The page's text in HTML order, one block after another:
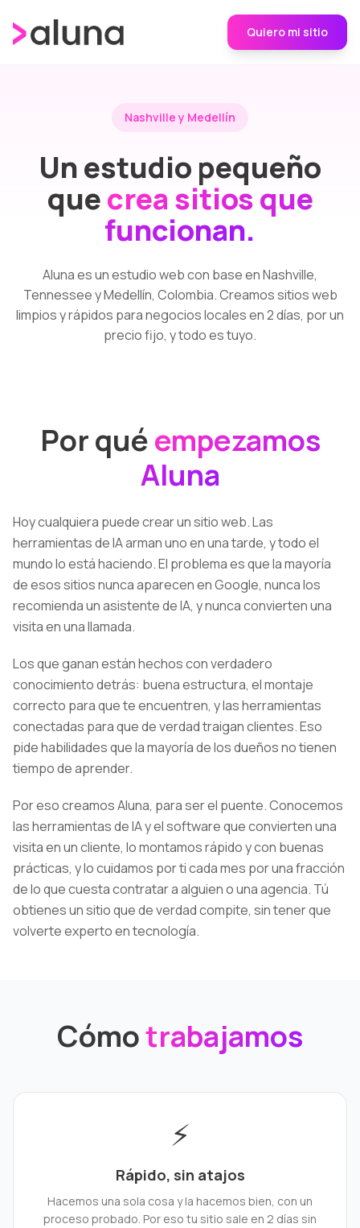
Quiero mi sitio
Nashville y Medellín
Un estudio pequeño
quecrea sitios que
funcionan.
Aluna es un estudio web con base en Nashville,
Tennessee y Medellín, Colombia. Creamos sitios web
limpios y rápidos para negocios locales en 2 días, por un
precio fijo, y todo es tuyo.
Por quéempezamos
Aluna
Hoy cualquiera puede crear un sitio web. Las
herramientas de IA arman uno en una tarde, y todo el
mundo lo está haciendo. El problema es que la mayoría
de esos sitios nunca aparecen en Google, nunca los
recomienda un asistente de IA, y nunca convierten una
visita en una llamada.
Los que ganan están hechos con verdadero
conocimiento detrás: buena estructura, el montaje
correcto para que te encuentren, y las herramientas
conectadas para que de verdad traigan clientes. Eso
pide habilidades que la mayoría de los dueños no tienen
tiempo de aprender.
Por eso creamos Aluna, para ser el puente. Conocemos
las herramientas de IA y el software que convierten una
visita en un cliente, lo montamos rápido y con buenas
prácticas, y lo cuidamos por ti cada mes por una fracción
de lo que cuesta contratar a alguien o una agencia. Tú
obtienes un sitio que de verdad compite, sin tener que
volverte experto en tecnología.
Cómotrabajamos
⚡
Rápido, sin atajos
Hacemos una sola cosa y la hacemos bien, con un
proceso probado. Por eso tu sitio sale en 2 días sin